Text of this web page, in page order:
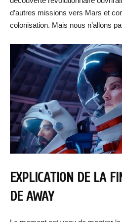
d’autres missions vers Mars et
colonisation. Mais nous n’allons
EXPLICATION DE LA
DE AWAY